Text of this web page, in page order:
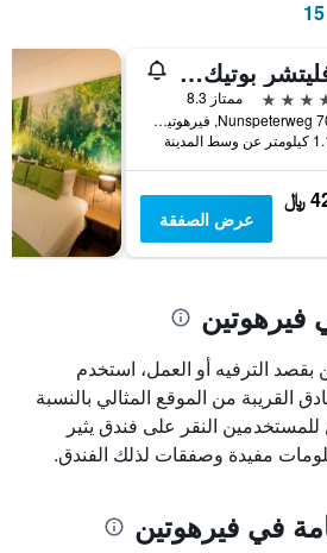
فليتشر بوتيك هوتل دي ماليخان
ممتاز 8.3
Nunspeterweg 70, فيرهوتين, مقاطعة خيلدرلند, هولندا
عن وسط المدينة
﷼
عرض الصفقة
فيرهوتين
الترفيه أو العمل، استخدم
القريبة من الموقع المثالي بالنسبة
النقر على فندق يثير
مفيدة وصفقات لذلك الفندق.
في فيرهوتين